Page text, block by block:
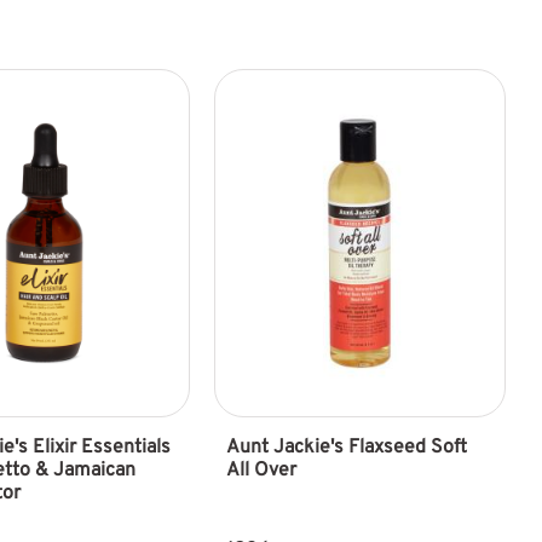
Elixir Essentials
& Jamaican
Aunt Jackie's Flaxseed Soft
All Over